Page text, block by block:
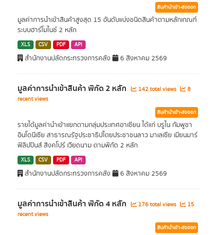
สินค้านำเข้า-ส่งออก
มูลค่าการนำเข้าสินค้าสูงสุด 15 อันดับแบ่งชนิดสินค้าตามหลักเกณฑ์
ระบบฮาร์โมไนซ์ 2 หลัก
XLS CSV PDF API
สำนักงานปลัดกระทรวงการคลัง 6 สิงหาคม 2569
มูลค่าการนำเข้าสินค้า พิกัด 2 หลัก 142 total views
8
recent views
สินค้านำเข้า-ส่งออก
รายได้มูลค่านำเข้าแยกตามกลุ่มประเทศอาเซียน ได้แก่ บรูไน กัมพูชา
อินโดนีเซีย สาธารณรัฐประชาธิปไตยประชาชนลาว มาเลเซีย เมียนมาร์
ฟิลิปปินส์ สิงคโปร์ เวียดนาม ตามพิกัด 2 หลัก
XLS CSV PDF API
สำนักงานปลัดกระทรวงการคลัง 6 สิงหาคม 2569
มูลค่าการนำเข้าสินค้า พิกัด 4 หลัก 176 total views
15
recent views
สินค้านำเข้า-ส่งออก